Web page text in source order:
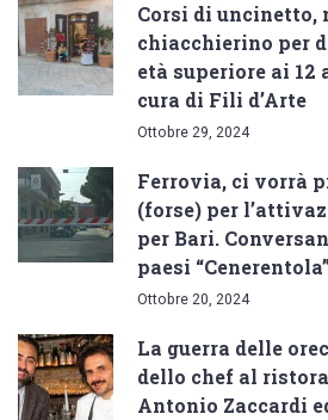
Corsi di uncinetto,
chiacchierino per
età superiore ai 12
cura di Fili d’Arte
Ottobre 29, 2024
Ferrovia, ci vorrà
(forse) per
per Bari.
paesi “Cenerentola”
Ottobre 20, 2024
La guerra delle
dello chef al
Antonio Zaccardi